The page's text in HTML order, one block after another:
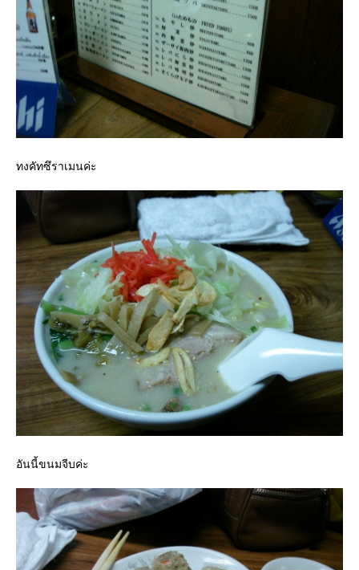
ทงคัทซึราเมนค่ะ
อันนี้ขนมจีบค่ะ